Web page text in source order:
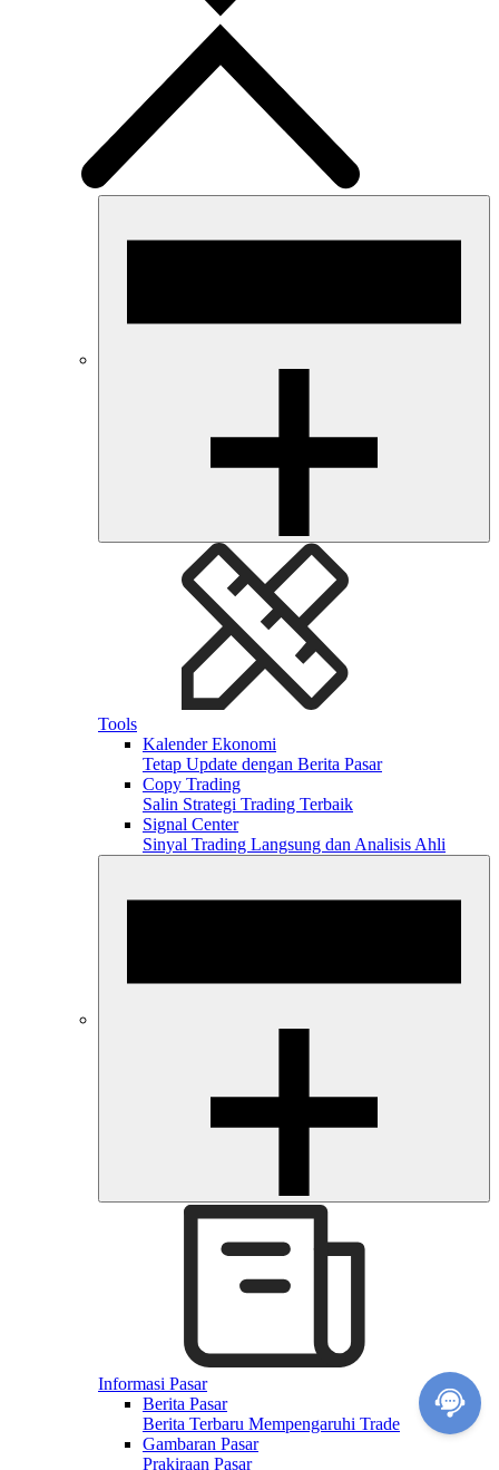
Tools
Kalender Ekonomi
Tetap Update dengan Berita Pasar
Copy Trading
Salin Strategi Trading Terbaik
Signal Center
Sinyal Trading Langsung dan Analisis Ahli
Informasi Pasar
Berita Pasar
Berita Terbaru Mempengaruhi Trade
Gambaran Pasar
Prakiraan Pasar